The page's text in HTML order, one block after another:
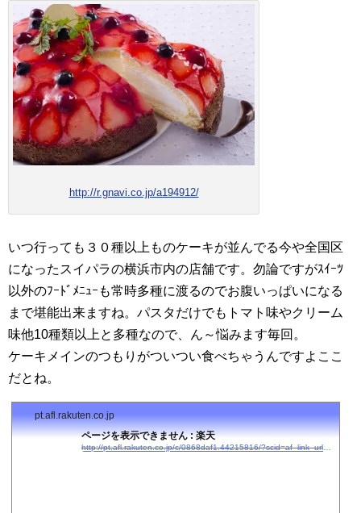
http://r.gnavi.co.jp/a194912/
いつ行っても３０種以上ものケーキが並んでる今や全国区
になったスイパラの横浜市内の店舗です。勿論ですがｽｲｰﾂ
以外のﾌｰﾄﾞﾒﾆｭｰも常時多種に渡るのでお腹いっぱいになる
まで堪能出来ますね。パスタだけでもトマト味やクリーム
味他10種類以上と多種なので、ん～悩みます毎回。
ケーキメインのつもりがついつい食べちゃうんですよここ
だとね。
pt.afl.rakuten.co.jp
ページを表示できません : 楽天